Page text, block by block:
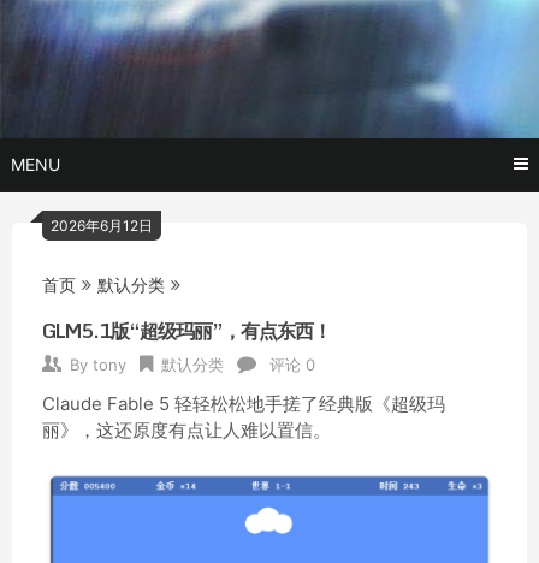
托尼不是
塔克
玩转AI黑科技,AI换脸，AI绘画，AI聊天….
MENU
2026年6月12日
首页 默认分类
GLM5.1版“超级玛丽”，有点东西！
By tony 默认分类 评论 0
Claude Fable 5 轻轻松松地手搓了经典版《超级玛
丽》，这还原度有点让人难以置信。